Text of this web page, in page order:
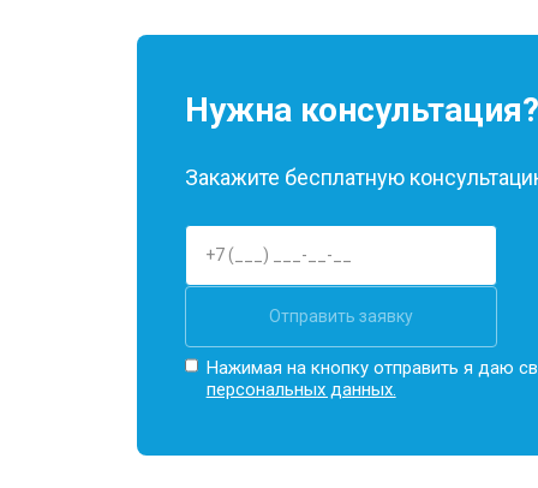
Нужна консультация?
Закажите бесплатную
Отправить заявку
Нажимая на кнопку отправить я даю
персональных данных.